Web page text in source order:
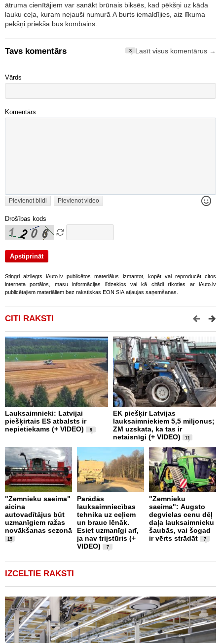
ātruma cienītājiem var sanākt brūnais biksēs, kad pēkšņi uz kāda
lauku ceļa, kuram nejauši numurā A burts iemaldījies, aiz līkuma
pēkšņi priekšā būs kombains.
Tavs komentārs 3 Lasīt visus komentārus →
Vārds
Komentārs
Pievienot bildi Pievienot video
Drošības kods
Stingri aizliegts iAuto.lv publicētos materiālus izmantot, kopēt vai reproducēt citos
interneta portālos, masu informācijas līdzekļos vai kā citādi rīkoties ar iAuto.lv
publicētajiem materiāliem bez rakstiskas EON SIA atļaujas saņemšanas.
CITI RAKSTI
Lauksaimnieki: Latvijai
piešķirtais ES atbalsts ir
nepietiekams (+ VIDEO)
9
EK piešķir Latvijas
lauksaimniekiem 5,5 miljonus;
ZM uzskata, ka tas ir
netaisnīgi (+ VIDEO)
11
"Zemnieku saeima"
aicina
autovadītājus būt
uzmanīgiem ražas
novākšanas sezonā
15
Parādās
lauksaimniecības
tehnika uz ceļiem
un brauc lēnāk.
Esiet uzmanīgi arī,
ja nav trijstūris (+
VIDEO)
7
"Zemnieku
saeima": Augsto
degvielas cenu dēļ
daļa lauksaimnieku
šaubās, vai šogad
ir vērts strādāt
7
IZCELTIE RAKSTI